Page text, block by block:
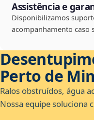
Assistência e
Disponibilizamos
acompanhamento caso
Perto de
Ralos obstruídos, água
Nossa equipe soluciona